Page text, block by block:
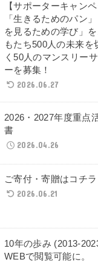
【サポーターキャンペ
「生きるためのパン
を見るための学び」
もたち500人の未来を
く50人のマンスリー
ーを募集！
2026.06.27
2026・2027年度重点
書
2026.04.26
ご寄付・寄贈はコチラ
2026.06.21
10年の歩み (2013-
WEBで閲覧可能に。